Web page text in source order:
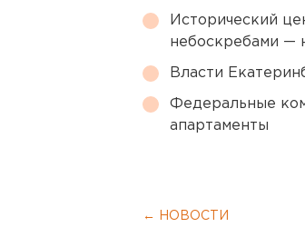
Исторический
небоскребами —
Власти
Федеральные
апартаменты
← НОВОСТИ